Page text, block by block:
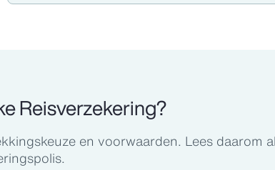
Reisverzekering?
en voorwaarden. Lees daarom